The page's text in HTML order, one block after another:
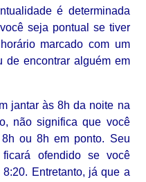
é determinada
seja pontual se tiver
marcado com um
de encontrar alguém em
jantar às 8h da noite na
não significa que você
ou 8h em ponto. Seu
ficará ofendido se você
Entretanto, já que a